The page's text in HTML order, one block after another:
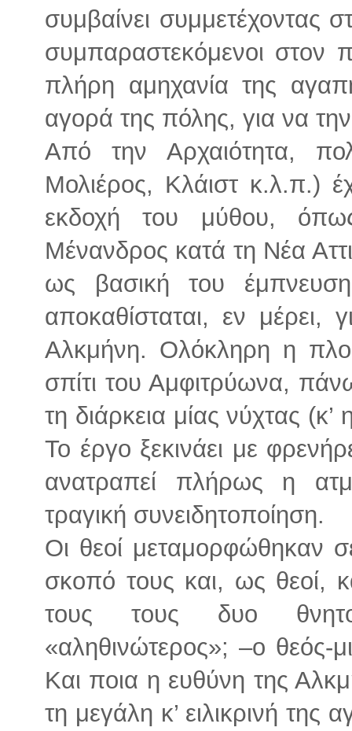
συμβαίνει συμμετέχοντας
συμπαραστεκόμενοι στον
πλήρη αμηχανία της
αγορά της πόλης, για να
Από την Αρχαιότητα,
Μολιέρος, Κλάιστ κ.λ.π.)
εκδοχή του μύθου,
Μένανδρος κατά τη Νέα
ως βασική του
αποκαθίσταται, εν μέρει,
Αλκμήνη. Ολόκληρη η
σπίτι του Αμφιτρύωνα,
τη διάρκεια μίας νύχτας
Το έργο ξεκινάει με
ανατραπεί πλήρως η
τραγική συνειδητοποίηση.
Οι θεοί μεταμορφώθηκαν
σκοπό τους και, ως θεοί,
τους τους δυο
«αληθινώτερος»; –ο θεός-
Και ποια η ευθύνη της
τη μεγάλη κ’ ειλικρινή